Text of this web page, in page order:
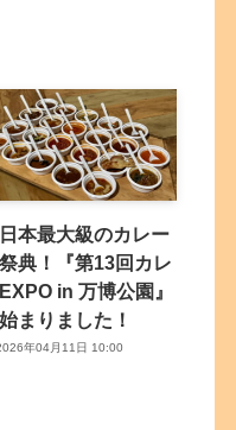
本最大級のカレー
典！『第13回カレ
in 万博公園』
まりました！
年04月11日 10:00